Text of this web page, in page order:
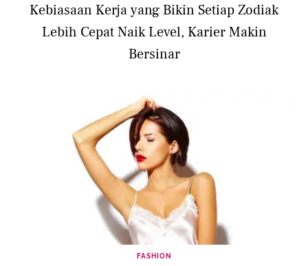
Kebiasaan Kerja yang Bikin Setiap Zodiak
Lebih Cepat Naik Level, Karier Makin
Bersinar
FASHION